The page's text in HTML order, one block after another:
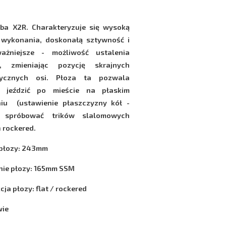
X2R. Charakteryzuje się wysoką
doskonałą sztywność i
- możliwość ustalenia
zmieniając pozycję skrajnych
osi. Płoza ta pozwala
jeździć po mieście na płaskim
(ustawienie płaszczyzny kół -
trików slalomowych
rockered.
243mm
płozy: 165mm SSM
płozy: flat / rockered